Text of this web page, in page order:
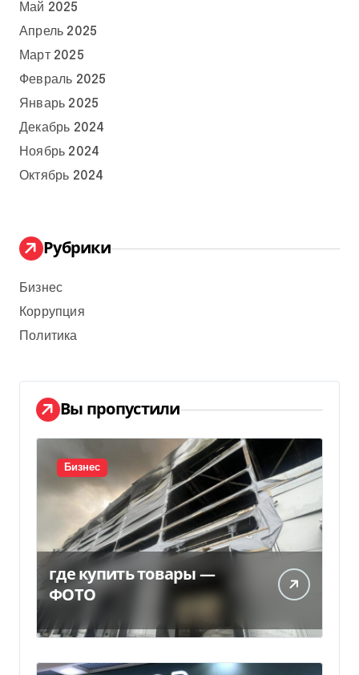
Май 2025
Апрель 2025
Март 2025
Февраль 2025
Январь 2025
Декабрь 2024
Ноябрь 2024
Октябрь 2024
Рубрики
Бизнес
Коррупция
Политика
Вы пропустили
Бизнес
где купить товары —
ФОТО